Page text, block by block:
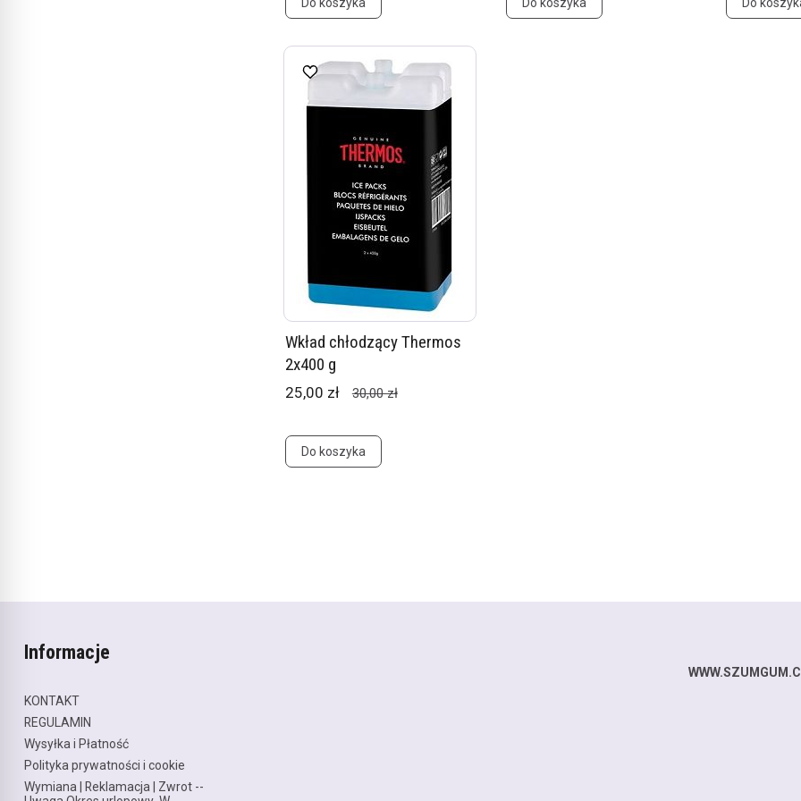
Wkład chłodzący Thermos
2x400 g
25,00 zł 30,00 zł
Do koszyka
Informacje
KONTAKT
REGULAMIN
Wysyłka i Płatność
Polityka prywatności i cookie
Wymiana | Reklamacja | Zwrot --